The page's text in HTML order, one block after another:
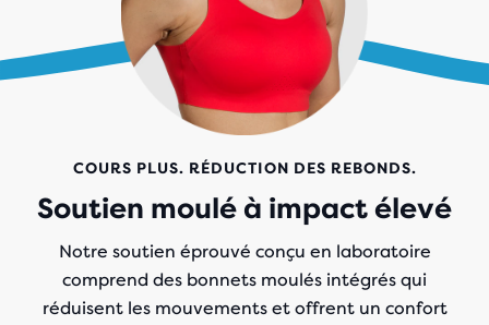
COURS PLUS. RÉDUCTION DES REBONDS.
Soutien moulé à impact élevé
Notre soutien éprouvé conçu en laboratoire
comprend des bonnets moulés intégrés qui
réduisent les mouvements et offrent un confort